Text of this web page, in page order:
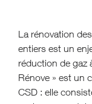
La rénovation
entiers est un
réduction de gaz
Rénove » est un
CSD : elle